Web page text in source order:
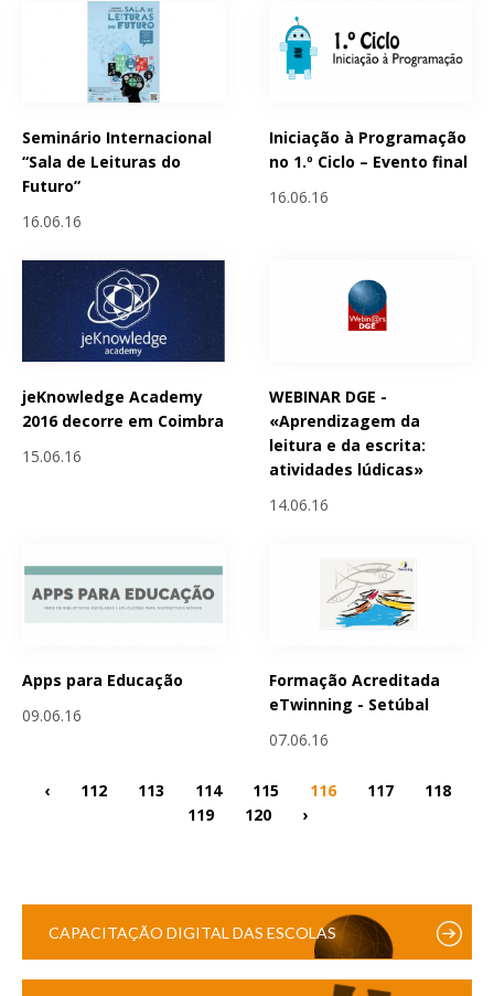
Seminário Internacional
“Sala de Leituras do
Futuro”
16.06.16
Iniciação à Programação
no 1.º Ciclo – Evento final
16.06.16
jeKnowledge Academy
2016 decorre em Coimbra
15.06.16
WEBINAR DGE -
«Aprendizagem da
leitura e da escrita:
atividades lúdicas»
14.06.16
Apps para Educação
09.06.16
Formação Acreditada
eTwinning - Setúbal
07.06.16
‹ 112 113 114 115 116 117
118
119
120 ›
CAPACITAÇÃO DIGITAL DAS ESCOLAS